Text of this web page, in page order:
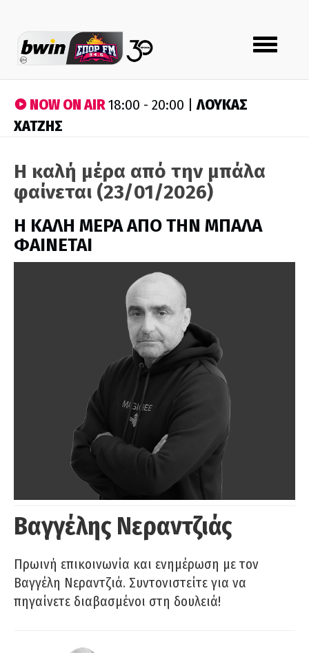
Toggle
navigation
NOW ON AIR18:00 - 20:00 |ΛΟΥΚΑΣ
ΧΑΤΖΗΣ
Η καλή μέρα από την μπάλα
φαίνεται (23/01/2026)
H ΚΑΛΗ ΜΕΡΑ ΑΠΟ ΤΗΝ ΜΠΑΛΑ
ΦΑΙΝΕΤΑΙ
Βαγγέλης Νεραντζιάς
Πρωινή επικοινωνία και ενημέρωση με τον
Βαγγέλη Νεραντζιά. Συντονιστείτε για να
πηγαίνετε διαβασμένοι στη δουλειά!